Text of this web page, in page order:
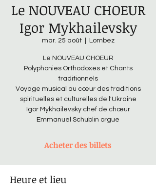
Le NOUVEAU CHOEUR
Igor Mykhailevsky
mar. 25 août
  |
Lombez
Le NOUVEAU CHOEUR
Polyphonies Orthodoxes et Chants
traditionnels
Voyage musical au cœur des traditions
spirituelles et culturelles de l'Ukraine
Igor Mykhailevsky chef de chœur
Emmanuel Schublin orgue
Acheter des billets
Heure et lieu